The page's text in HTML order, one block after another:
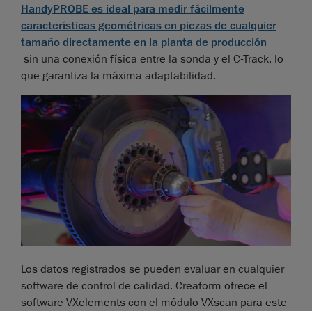
HandyPROBE es ideal para medir fácilmente
características geométricas en piezas de cualquier
tamaño directamente en la planta de producción
sin una conexión física entre la sonda y el C-Track, lo
que garantiza la máxima adaptabilidad.
Los datos registrados se pueden evaluar en cualquier
software de control de calidad. Creaform ofrece el
software VXelements con el módulo VXscan para este